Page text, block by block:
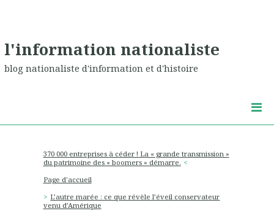
l'information nationaliste
blog nationaliste d'information et d'histoire
370 000 entreprises à céder ! La « grande transmission »
du patrimoine des « boomers » démarre.
Page d'accueil
L’autre marée : ce que révèle l’éveil conservateur
venu d’Amérique